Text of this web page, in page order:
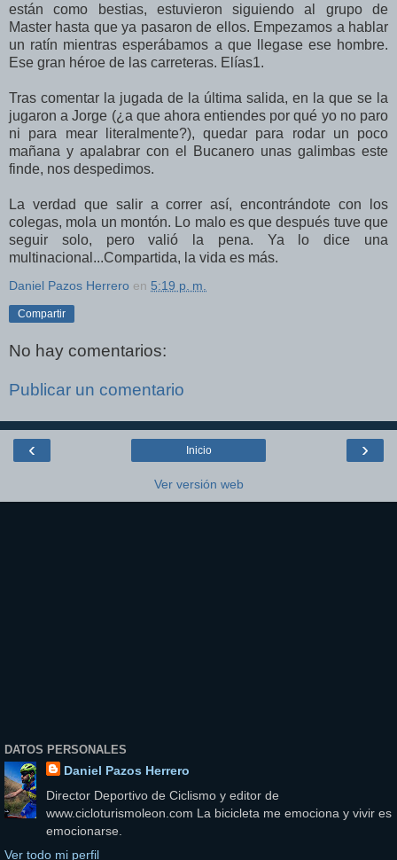
están como bestias, estuvieron siguiendo al grupo de
Master hasta que ya pasaron de ellos. Empezamos a hablar
un ratín mientras esperábamos a que llegase ese hombre.
Ese gran héroe de las carreteras. Elías1.
Tras comentar la jugada de la última salida, en la que se la
jugaron a Jorge (¿a que ahora entiendes por qué yo no paro
ni para mear literalmente?), quedar para rodar un poco
mañana y apalabrar con el Bucanero unas galimbas este
finde, nos despedimos.
La verdad que salir a correr así, encontrándote con los
colegas, mola un montón. Lo malo es que después tuve que
seguir solo, pero valió la pena. Ya lo dice una
multinacional...Compartida, la vida es más.
Daniel Pazos Herrero en 5:19 p. m.
Compartir
No hay comentarios:
Publicar un comentario
‹ ›
Inicio
Ver versión web
DATOS PERSONALES
Daniel Pazos Herrero
Director Deportivo de Ciclismo y editor de
www.cicloturismoleon.com La bicicleta me emociona y vivir es
emocionarse.
Ver todo mi perfil